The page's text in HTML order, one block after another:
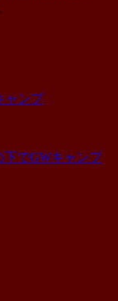
ャンプ
下でGWキャンプ